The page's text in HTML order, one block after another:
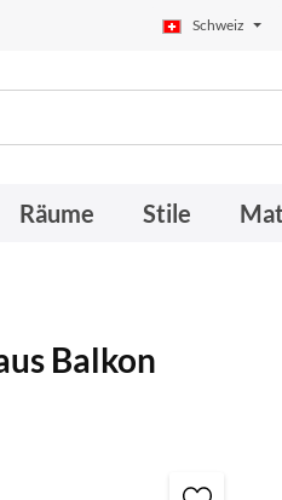
Schweiz
Räume Stile
Balkon